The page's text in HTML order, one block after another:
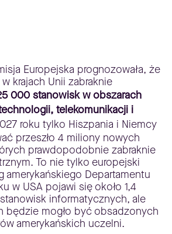
Europejska prognozowała, że
krajach Unii zabraknie
000 stanowisk w obszarach
telekomunikacji i
roku tylko Hiszpania i Niemcy
przeszło 4 miliony nowych
prawdopodobnie zabraknie
To nie tylko europejski
amerykańskiego Departamentu
w USA pojawi się około 1,4
informatycznych, ale
będzie mogło być obsadzonych
amerykańskich uczelni.